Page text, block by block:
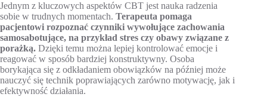
Jednym z kluczowych aspektów CBT jest nauka radzenia
sobie w trudnych momentach. Terapeuta pomaga
pacjentowi rozpoznać czynniki wywołujące zachowania
samosabotujące, na przykład stres czy obawy związane z
porażką. Dzięki temu można lepiej kontrolować emocje i
reagować w sposób bardziej konstruktywny. Osoba
borykająca się z odkładaniem obowiązków na później może
nauczyć się technik poprawiających zarówno motywację, jak i
efektywność działania.